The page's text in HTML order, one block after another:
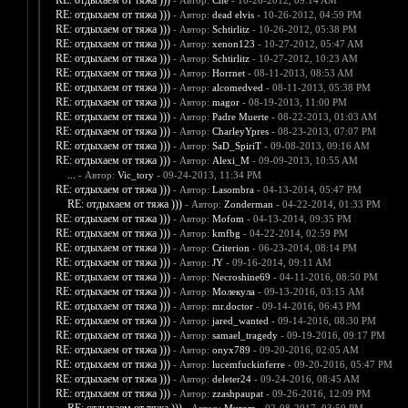
RE: отдыхаем от тяжа ))) - Автор: dead elvis- 10-26-2012, 04:59 PM
RE: отдыхаем от тяжа ))) - Автор: Schtirlitz- 10-26-2012, 05:38 PM
RE: отдыхаем от тяжа ))) - Автор: xenon123 - 10-27-2012, 05:47 AM
RE: отдыхаем от тяжа ))) - Автор: Schtirlitz- 10-27-2012, 10:23 AM
RE: отдыхаем от тяжа ))) - Автор: Horrnet- 08-11-2013, 08:53 AM
RE: отдыхаем от тяжа ))) - Автор: alcomedved - 08-11-2013, 05:38 PM
RE: отдыхаем от тяжа ))) - Автор: magor- 08-19-2013, 11:00 PM
RE: отдыхаем от тяжа ))) - Автор: Padre Muerte- 08-22-2013, 01:03 AM
RE: отдыхаем от тяжа ))) - Автор: CharleyYpres- 08-23-2013, 07:07 PM
RE: отдыхаем от тяжа ))) - Автор: SaD_SpiriT- 09-08-2013, 09:16 AM
RE: отдыхаем от тяжа ))) - Автор: Alexi_M- 09-09-2013, 10:55 AM
... - Автор: Vic_tory- 09-24-2013, 11:34 PM
RE: отдыхаем от тяжа ))) - Автор: Lasombra- 04-13-2014, 05:47 PM
RE: отдыхаем от тяжа ))) - Автор: Zonderman - 04-22-2014, 01:33 PM
RE: отдыхаем от тяжа ))) - Автор: Mofom - 04-13-2014, 09:35 PM
RE: отдыхаем от тяжа ))) - Автор: kmfbg - 04-22-2014, 02:59 PM
RE: отдыхаем от тяжа ))) - Автор: Criterion - 06-23-2014, 08:14 PM
RE: отдыхаем от тяжа ))) - Автор: JY- 09-16-2014, 09:11 AM
RE: отдыхаем от тяжа ))) - Автор: Necroshine69 - 04-11-2016, 08:50 PM
RE: отдыхаем от тяжа ))) - Автор: Молекула- 09-13-2016, 03:15 AM
RE: отдыхаем от тяжа ))) - Автор: mr.doctor- 09-14-2016, 06:43 PM
RE: отдыхаем от тяжа ))) - Автор: jared_wanted - 09-14-2016, 08:30 PM
RE: отдыхаем от тяжа ))) - Автор: samael_tragedy- 09-19-2016, 09:17 PM
RE: отдыхаем от тяжа ))) - Автор: onyx789 - 09-20-2016, 02:05 AM
RE: отдыхаем от тяжа ))) - Автор: lucemfuckinferre- 09-20-2016, 05:47 PM
RE: отдыхаем от тяжа ))) - Автор: deleter24- 09-24-2016, 08:45 AM
RE: отдыхаем от тяжа ))) - Автор: zzashpaupat- 09-26-2016, 12:09 PM